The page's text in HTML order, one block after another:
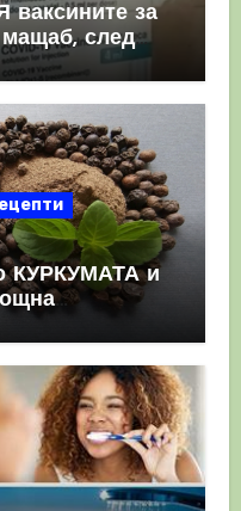
ваксините за
мащаб, след
КУРКУМАТА и